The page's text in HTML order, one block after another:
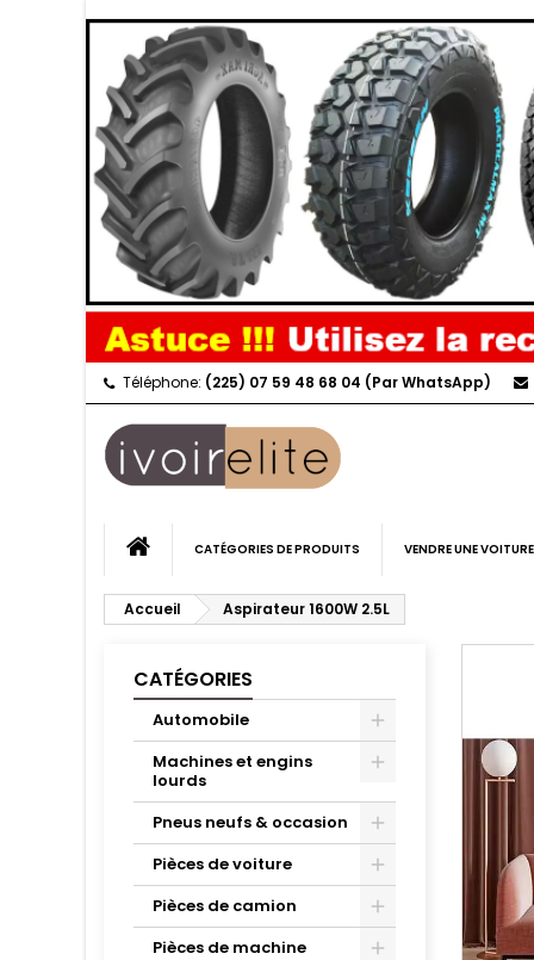
Téléphone: (225) 07 59 48 68 04 (Par WhatsApp)
CATÉGORIES DE PRODUITS VENDRE UNE VOITURE
Accueil Aspirateur 1600W 2.5L
CATÉGORIES
Automobile
Machines et engins
lourds
Pneus neufs & occasion
Pièces de voiture
Pièces de camion
Pièces de machine